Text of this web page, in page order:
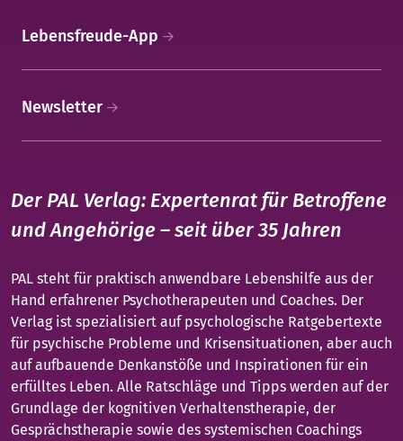
Lebensfreude-App
Newsletter
Der PAL Verlag: Expertenrat für Betroffene
und Angehörige – seit über 35 Jahren
PAL steht für praktisch anwendbare Lebenshilfe aus der
Hand erfahrener Psychotherapeuten und Coaches. Der
Verlag ist spezialisiert auf psychologische Ratgebertexte
für psychische Probleme und Krisensituationen, aber auch
auf aufbauende Denkanstöße und Inspirationen für ein
erfülltes Leben. Alle Ratschläge und Tipps werden auf der
Grundlage der kognitiven Verhaltenstherapie, der
Gesprächstherapie sowie des systemischen Coachings